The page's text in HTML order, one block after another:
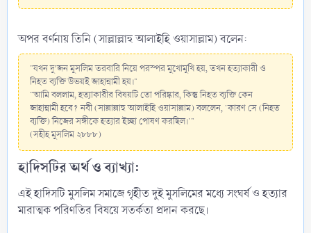
অপর বর্ণনায় তিনি (সাল্লাল্লাহু আলাইহি ওয়াসাল্লাম) বলেন:
"যখন দু’জন মুসলিম তরবারি নিয়ে পরস্পর মুখোমুখি হয়, তখন হত্যাকারী ও
নিহত ব্যক্তি উভয়ই জাহান্নামী হয়।"
"আমি বললাম, হত্যাকারীর বিষয়টি তো পরিষ্কার, কিন্তু নিহত ব্যক্তি কেন
জাহান্নামী হবে? নবী (সাল্লাল্লাহু আলাইহি ওয়াসাল্লাম) বললেন, 'কারণ সে (নিহত
ব্যক্তি) নিজের সঙ্গীকে হত্যার ইচ্ছা পোষণ করছিল।'"
(সহীহ মুসলিম ২৮৮৮)
হাদিসটির অর্থ ও ব্যাখ্যা:​
এই হাদিসটি মুসলিম সমাজে গৃহীত দুই মুসলিমের মধ্যে সংঘর্ষ ও হত্যার
মারাত্মক পরিণতির বিষয়ে সতর্কতা প্রদান করছে।